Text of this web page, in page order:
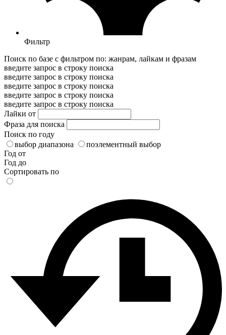
Фильтр
Поиск по базе с фильтром по: жанрам, лайкам и фразам
введите запрос в строку поиска
введите запрос в строку поиска
введите запрос в строку поиска
введите запрос в строку поиска
введите запрос в строку поиска
Лайки от
Фраза для поиска
Поиск по году
выбор диапазона
поэлементный выбор
Год от
Год до
Сортировать по